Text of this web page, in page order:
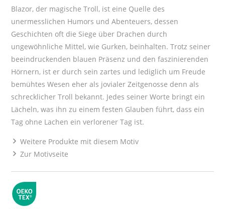
Blazor, der magische Troll, ist eine Quelle des
unermesslichen Humors und Abenteuers, dessen
Geschichten oft die Siege über Drachen durch
ungewöhnliche Mittel, wie Gurken, beinhalten. Trotz seiner
beeindruckenden blauen Präsenz und den faszinierenden
Hörnern, ist er durch sein zartes und lediglich um Freude
bemühtes Wesen eher als jovialer Zeitgenosse denn als
schrecklicher Troll bekannt. Jedes seiner Worte bringt ein
Lächeln, was ihn zu einem festen Glauben führt, dass ein
Tag ohne Lachen ein verlorener Tag ist.
Weitere Produkte mit diesem Motiv
Zur Motivseite